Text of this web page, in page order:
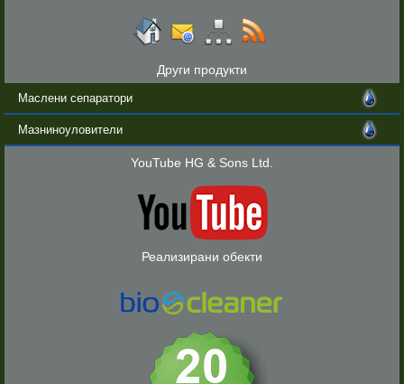
Други продукти
Маслени сепаратори
Мазниноуловители
YouTube HG & Sons Ltd.
Реализирани обекти